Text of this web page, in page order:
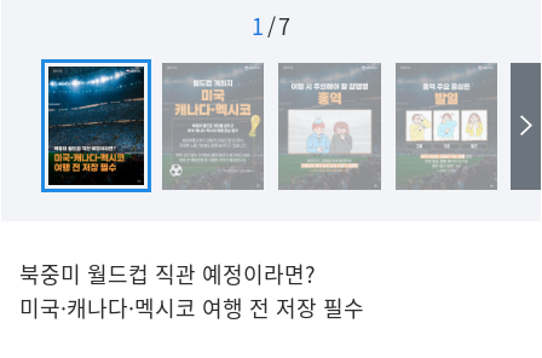
1/7
북중미 월드컵 직관 예정이라면?
미국·캐나다·멕시코 여행 전 저장 필수